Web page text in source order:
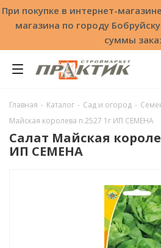
При покупке в интернет-
магазина по городу
суммы
Главная - Каталог - Сад и огород -
Майская королева п.2527 1г ИП СЕМЕНА
Салат Майская
ИП СЕМЕНА